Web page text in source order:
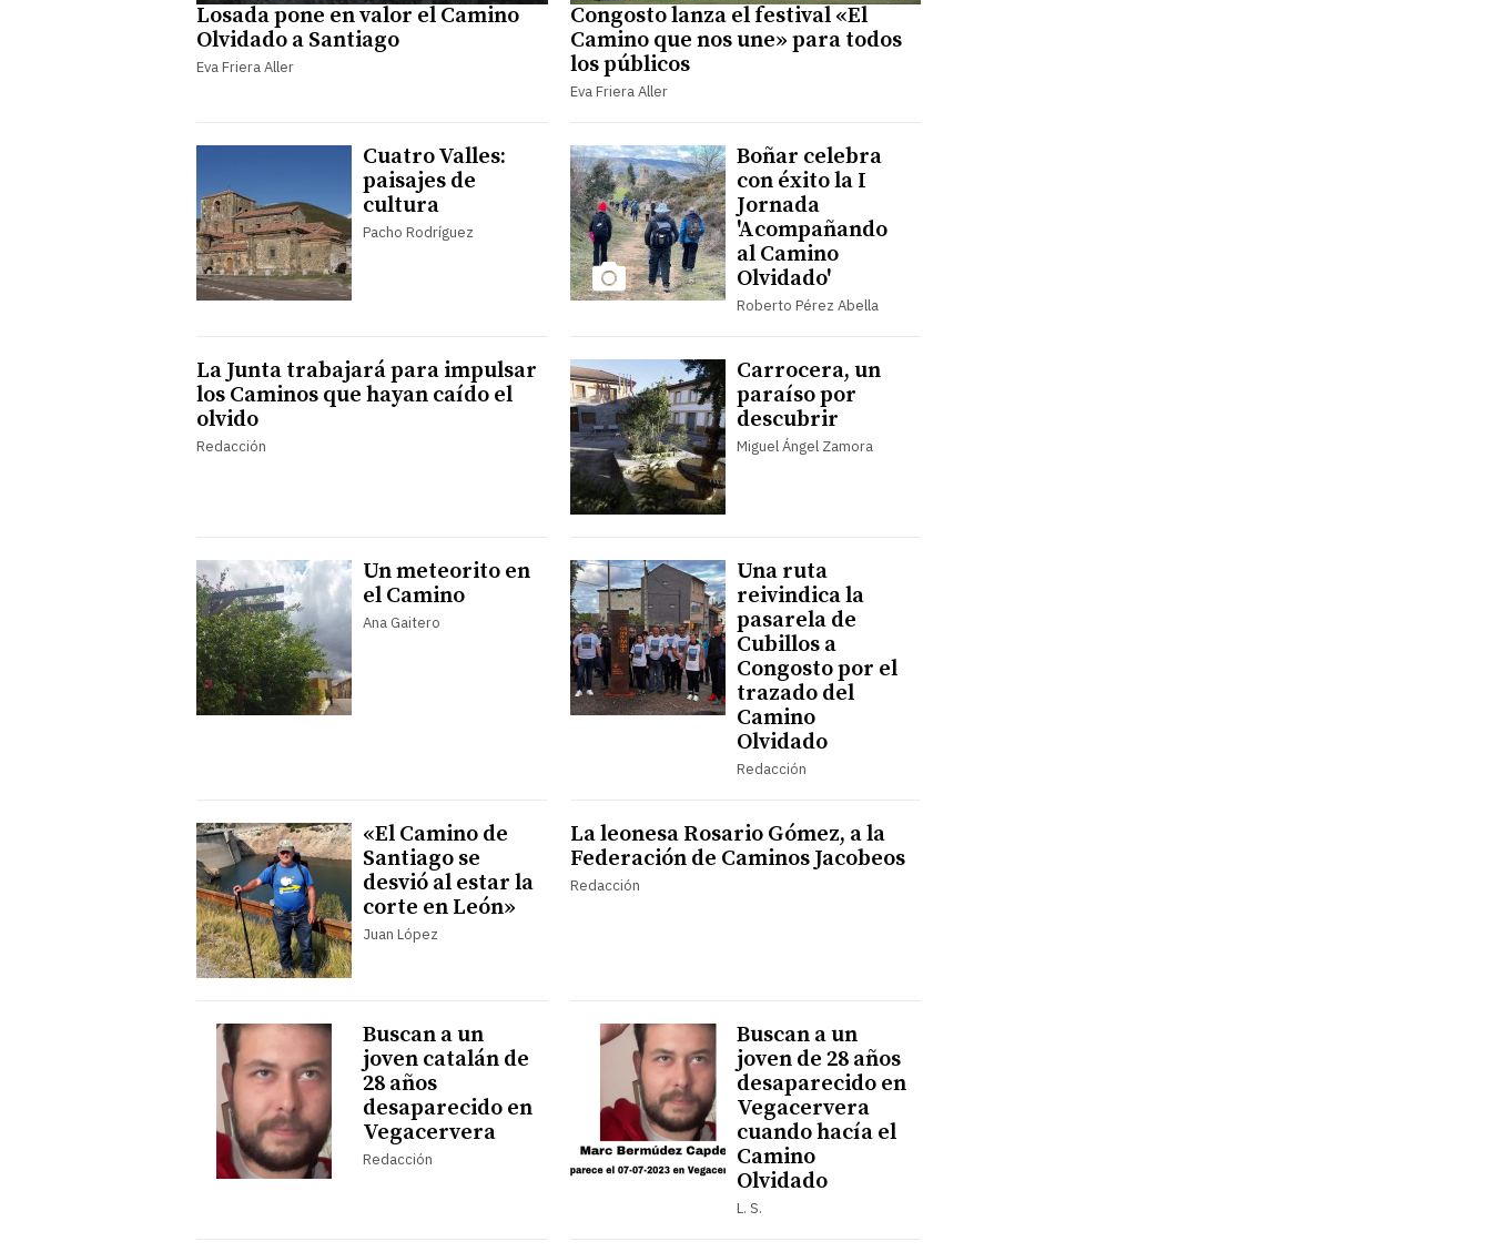
Losada pone en valor el Camino
Olvidado a Santiago
Eva Friera Aller
Congosto lanza el festival «El
Camino que nos une» para todos
los públicos
Eva Friera Aller
Cuatro Valles:
paisajes de
cultura
Pacho Rodríguez
Boñar celebra
con éxito la I
Jornada
'Acompañando
al Camino
Olvidado'
Roberto Pérez Abella
La Junta trabajará para impulsar
los Caminos que hayan caído el
olvido
Redacción
Carrocera, un
paraíso por
descubrir
Miguel Ángel Zamora
Un meteorito en
el Camino
Ana Gaitero
Una ruta
reivindica la
pasarela de
Cubillos a
Congosto por el
trazado del
Camino
Olvidado
Redacción
«El Camino de
Santiago se
desvió al estar la
corte en León»
Juan López
La leonesa Rosario Gómez, a la
Federación de Caminos Jacobeos
Redacción
Buscan a un
joven catalán de
28 años
desaparecido en
Vegacervera
Redacción
Buscan a un
joven de 28 años
desaparecido en
Vegacervera
cuando hacía el
Camino
Olvidado
L. S.